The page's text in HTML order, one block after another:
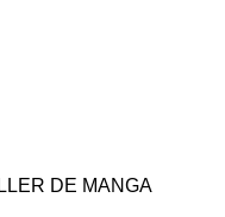
DE MANGA